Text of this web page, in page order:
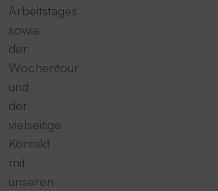
Arbeitstages
sowie
der
Wochentour
und
der
vielseitige
Kontakt
mit
unseren